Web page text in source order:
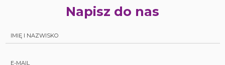
Napisz do nas